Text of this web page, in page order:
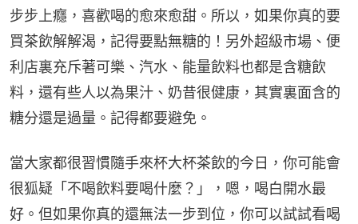
步步上癮，喜歡喝的愈來愈甜。所以，如果你真的要
買茶飲解解渴，記得要點無糖的！另外超級市場、便
利店裏充斥著可樂、汽水、能量飲料也都是含糖飲
料，還有些人以為果汁、奶昔很健康，其實裏面含的
糖分還是過量。記得都要避免。
當大家都很習慣隨手來杯大杯茶飲的今日，你可能會
很狐疑「不喝飲料要喝什麼？」，嗯，喝白開水最
好。但如果你真的還無法一步到位，你可以試試看喝